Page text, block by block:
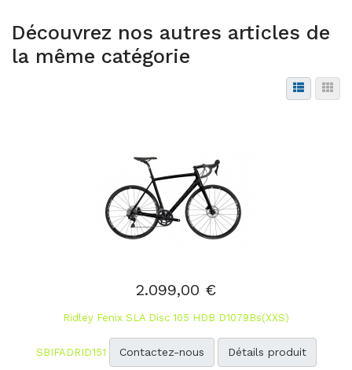
Découvrez nos autres articles de
la même catégorie
2.099,00 €
Ridley Fenix SLA Disc 105 HDB D1079Bs(XXS)
SBIFADRID151 Contactez-nous Détails produit